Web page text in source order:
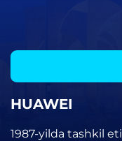
HUAWEI
1987-yilda tashkil